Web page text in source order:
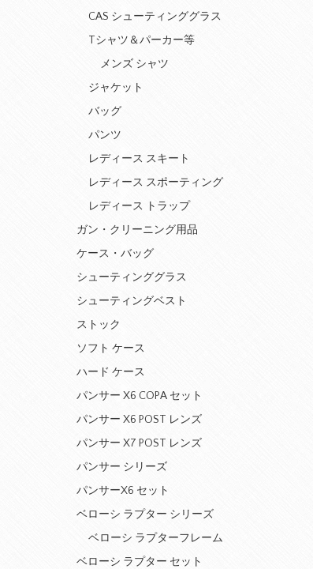
CAS シューティンググラス
Tシャツ＆パーカー等
メンズ シャツ
ジャケット
バッグ
パンツ
レディース スキート
レディース スポーティング
レディース トラップ
ガン・クリーニング用品
ケース・バッグ
シューティンググラス
シューティングベスト
ストック
ソフト ケース
ハード ケース
パンサー X6 COPA セット
パンサー X6 POST レンズ
パンサー X7 POST レンズ
パンサー シリーズ
パンサーX6 セット
ベローシ ラプター シリーズ
ベローシ ラプターフレーム
ベローシ ラプター セット